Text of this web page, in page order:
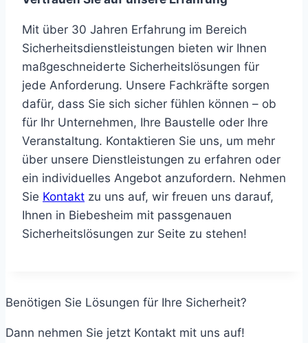
Mit über 30 Jahren Erfahrung im Bereich
Sicherheitsdienstleistungen bieten wir Ihnen
maßgeschneiderte Sicherheitslösungen für
jede Anforderung. Unsere Fachkräfte sorgen
dafür, dass Sie sich sicher fühlen können – ob
für Ihr Unternehmen, Ihre Baustelle oder Ihre
Veranstaltung. Kontaktieren Sie uns, um mehr
über unsere Dienstleistungen zu erfahren oder
ein individuelles Angebot anzufordern. Nehmen
Sie Kontakt zu uns auf, wir freuen uns darauf,
Ihnen in Biebesheim mit passgenauen
Sicherheitslösungen zur Seite zu stehen!
Benötigen Sie Lösungen für Ihre Sicherheit?
Dann nehmen Sie jetzt Kontakt mit uns auf!